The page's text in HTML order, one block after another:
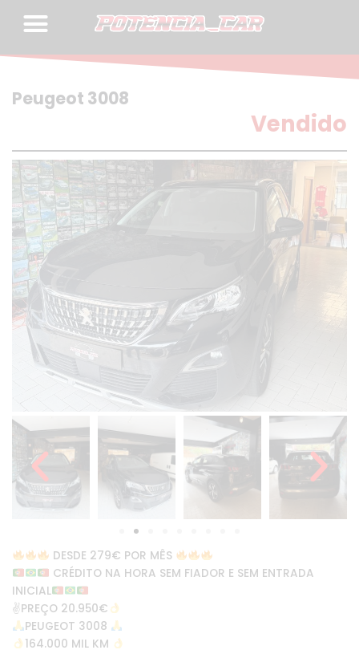
Peugeot 3008
Vendido
DESDE 279€ POR MÊS
CRÉDITO NA HORA SEM FIADOR E SEM ENTRADA
INICIAL
✌PREÇO 20.950€
PEUGEOT 3008
164.000 MIL KM